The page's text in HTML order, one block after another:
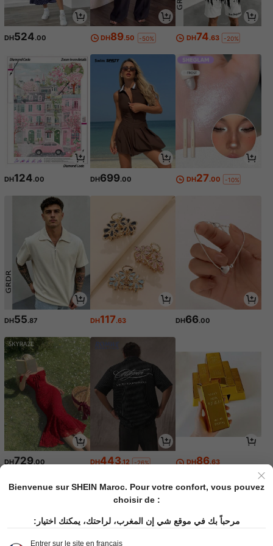
DH524.00 DH89.50 -50% DH74.63 -20%
DH124.00 DH699.00 DH27.00 -10%
DH55.87 DH117.63 DH66.00
DH729.00 DH443.12 -26% DH86.63
Bienvenue sur SHEIN Maroc. Pour votre confort, vous pouvez
choisir de :
مرحباً بك في موقع شي إن المغرب، لراحتك، يمكنك اختيار:
Entrer sur le site en français